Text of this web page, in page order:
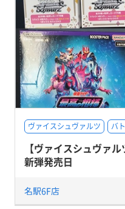
ヴァイスシュヴァルツ バ
【ヴァイスシュヴァ
新弾発売日
名駅6F店